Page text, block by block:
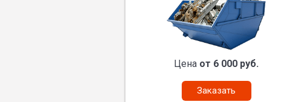
Цена от 6 000 руб.
Заказать